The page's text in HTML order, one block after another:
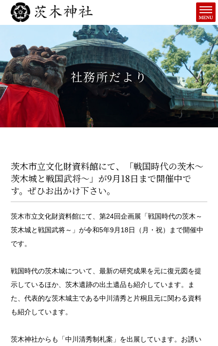
社務所だより
茨木市立文化財資料館にて、「戦国時代の茨木～
茨木城と戦国武将～」が9月18日まで開催中で
す。ぜひお出かけ下さい。
茨木市立文化財資料館にて、第24回企画展「戦国時代の茨木～
茨木城と戦国武将～」が令和5年9月18日（月・祝）まで開催中
です。
戦国時代の茨木城について、最新の研究成果を元に復元図を提
示しているほか、茨木遺跡の出土遺品も紹介しています。ま
た、代表的な茨木城主である中川清秀と片桐且元に関わる資料
も紹介しています。
茨木神社からも「中川清秀制札案」を出展しています。お誘い